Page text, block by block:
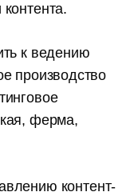
к ведению
производство
ферма,
контент-